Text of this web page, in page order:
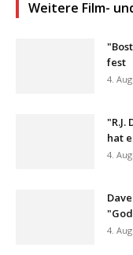
Weitere Film-
fest
4.
"R.J.
hat
4.
4.